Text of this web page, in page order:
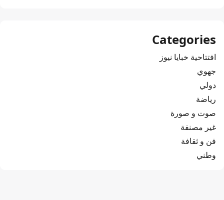
Categories
افتتاحية خبايا نيوز
جهوي
دولي
رياضة
صوت و صورة
غير مصنفة
فن و ثقافة
وطني